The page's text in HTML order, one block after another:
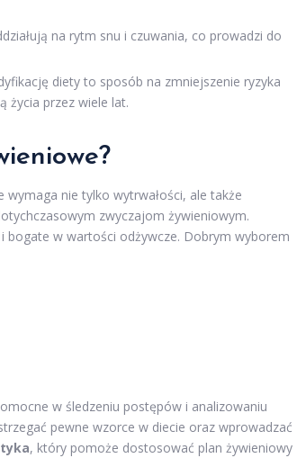
na rytm snu i czuwania, co prowadzi do
diety to sposób na zmniejszenie ryzyka
życia przez wiele lat.
wymaga nie tylko wytrwałości, ale także
zwyczajom żywieniowym.
bogate w wartości odżywcze. Dobrym wyborem
w śledzeniu postępów i analizowaniu
pewne wzorce w diecie oraz wprowadzać
, który pomoże dostosować plan żywieniowy